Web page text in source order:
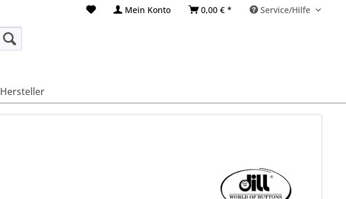
Mein Konto 0,00 € * Service/Hilfe
Hersteller